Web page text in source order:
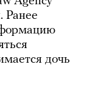
Ранее
дочь